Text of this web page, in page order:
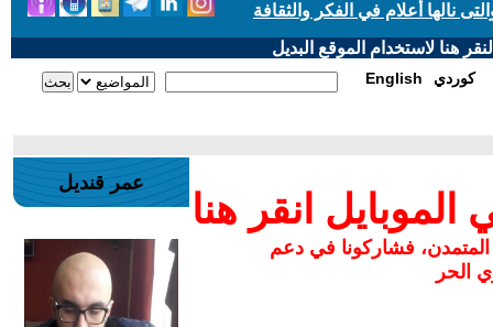
نالها أعلام في الفكر والثقافة
هنا لاستخدام الموقع البديل
English كوردي
انقر هنا
المتمدن، فشاركونا في دعم
الحر
عمر قنديل